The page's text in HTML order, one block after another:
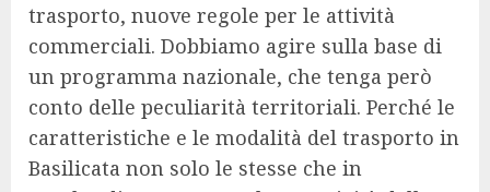
trasporto, nuove regole per le attività
commerciali. Dobbiamo agire sulla base di
un programma nazionale, che tenga però
conto delle peculiarità territoriali. Perché le
caratteristiche e le modalità del trasporto in
Basilicata non solo le stesse che in